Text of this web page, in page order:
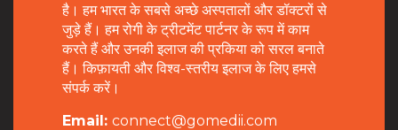
है। हम भारत के सबसे अच्छे अस्पतालों और डॉक्टरों से
जुड़े हैं। हम रोगी के ट्रीटमेंट पार्टनर के रूप में काम
करते हैं और उनकी इलाज की प्रकिया को सरल बनाते
हैं। किफ़ायती और विश्व-स्तरीय इलाज के लिए हमसे
संपर्क करें।
Email: connect@gomedii.com